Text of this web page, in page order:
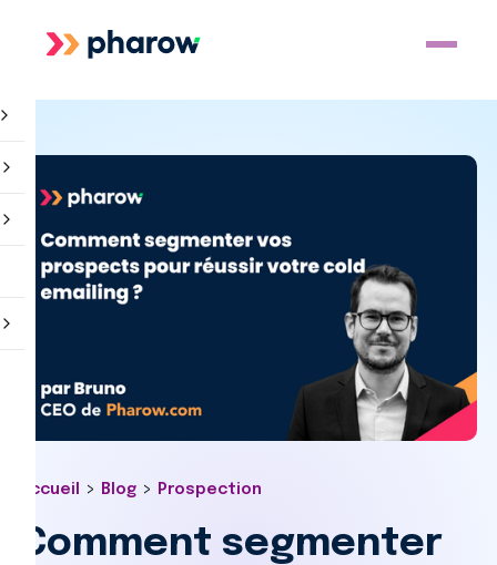
Accueil > Blog > Prospection
Comment segmenter